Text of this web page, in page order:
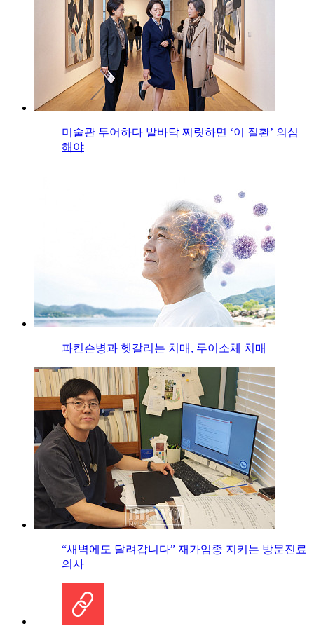
미술관 투어하다 발바닥 찌릿하면 ‘이 질환’ 의심
해야
파킨슨병과 헷갈리는 치매, 루이소체 치매
“새벽에도 달려갑니다” 재가임종 지키는 방문진료
의사